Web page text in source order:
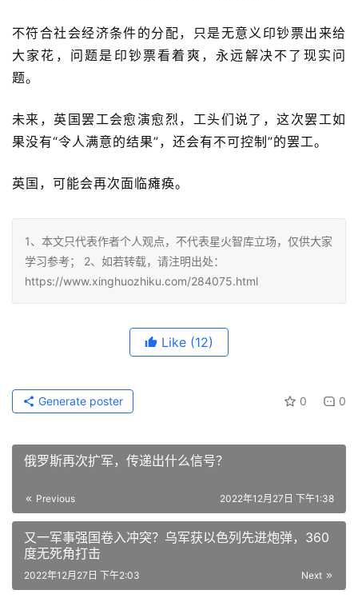
不符合社会经济条件的分配，只是无意义印钞票出来给
大家花，问题是印钞票看着爽，永远解决不了现实问
题。
未来，英国罢工会愈演愈烈，工头们说了，这次罢工如
果没有“令人满意的结果”，还会有不可控制”的罢工。
英国，可能会再次面临瘫痪。
1、本文只代表作者个人观点，不代表星火智库立场，仅供大家
学习参考； 2、如若转载，请注明出处：
https://www.xinghuozhiku.com/284075.html
Like (12)
0 0
Generate poster
俄罗斯再次扩军，传递出什么信号？
Previous 2022年12月27日 下午1:38
又一军事强国卷入冲突？乌军获以色列先进炮弹，360
度无死角打击
Next
2022年12月27日 下午2:03